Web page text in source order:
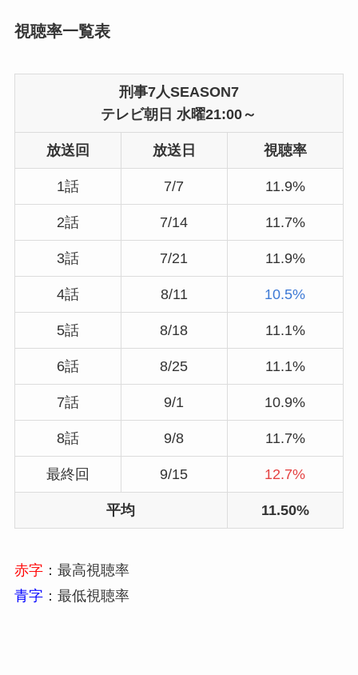
視聴率一覧表
刑事7人SEASON7
テレビ朝日 水曜21:00～
放送回 放送日 視聴率
1話 7/7 11.9%
2話 7/14 11.7%
3話 7/21 11.9%
4話 8/11 10.5%
5話 8/18 11.1%
6話 8/25 11.1%
7話 9/1 10.9%
8話 9/8 11.7%
最終回 9/15 12.7%
平均 11.50%
赤字：最高視聴率
青字：最低視聴率